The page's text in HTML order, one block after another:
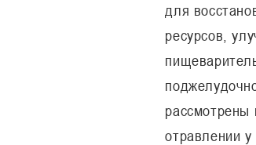
для
ресурсов,
рассмотрены
отравлении